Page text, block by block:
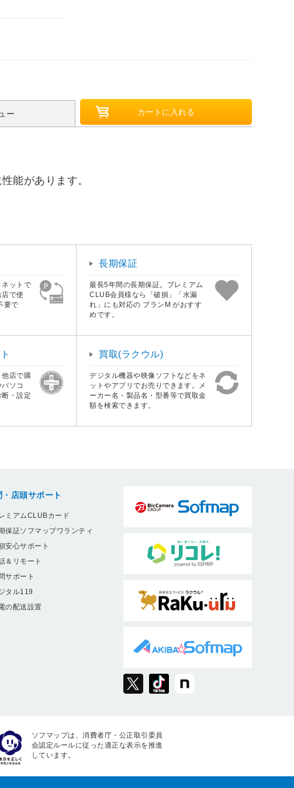
ー
能があります。
ネットで
で使
要で
長期保証
最長5年間の長期保証。プレミアム
CLUB会員様なら「破損」「水漏
れ」にも対応の プランM がおすす
めです。
他店で購
ソコ
・設定
買取(ラクウル)
デジタル機器や映像ソフトなどをネ
ットやアプリでお売りできます。メ
ーカー名・製品名・型番等で買取金
額を検索できます。
・店頭サポート
ミアムCLUBカード
保証ソフマップワランティ
安心サポート
＆リモート
サポート
タル119
の配送設置
ソフマップは、消費者庁・公正取引委員
会認定ルールに従った適正な表示を推進
しています。